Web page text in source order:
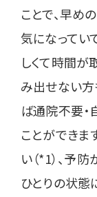
ことで、早め
気になってい
しくて時間が
み出せない方
ば通院不要
ことができま
い（*1）、予
ひとりの状態